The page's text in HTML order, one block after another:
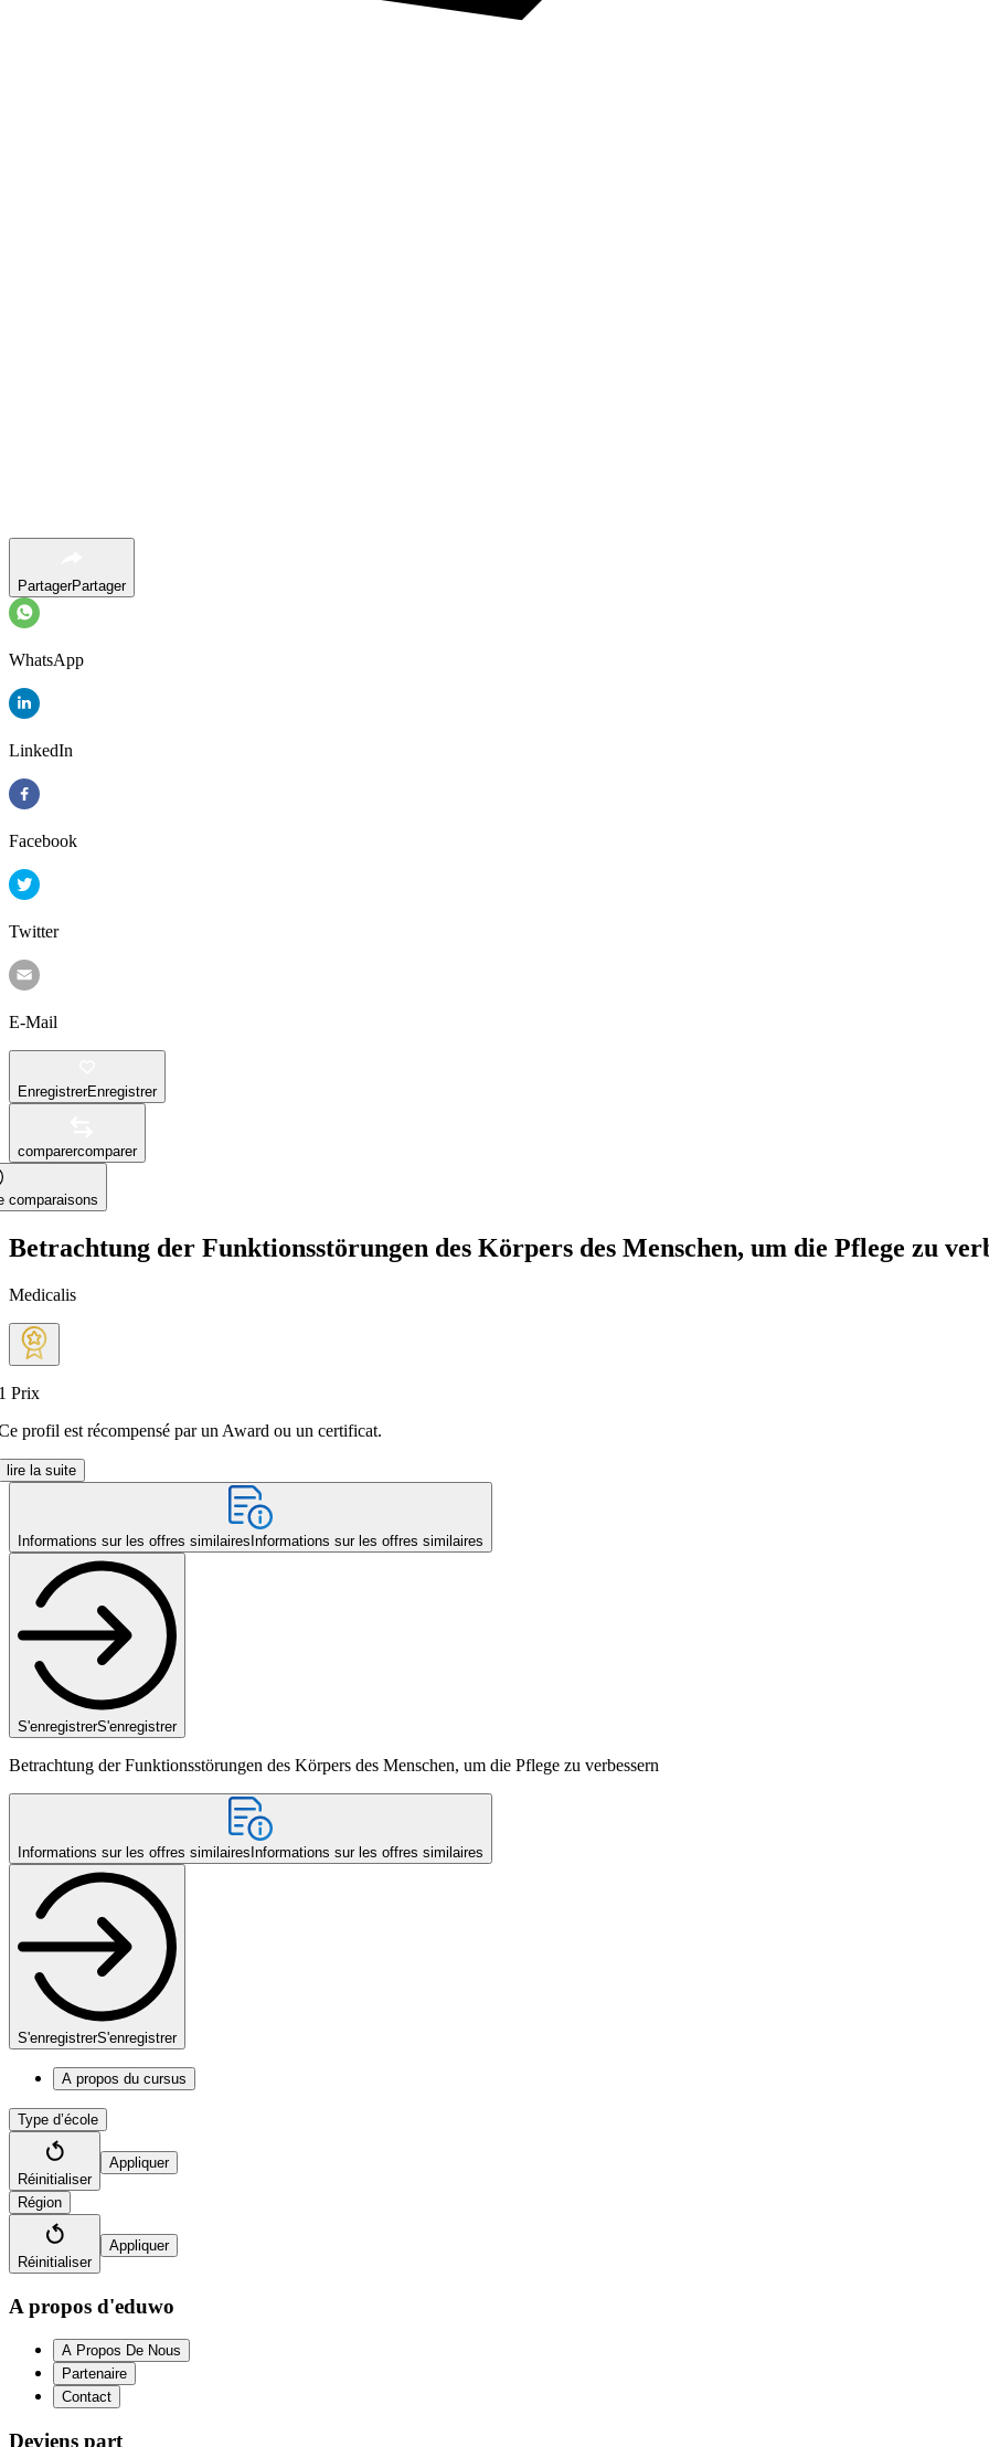
PartagerPartager
WhatsApp
LinkedIn
Facebook
Twitter
E-Mail
EnregistrerEnregistrer
comparercomparer
comparaisons
Betrachtung der Funktionsstörungen des Körpers des Menschen, um die Pflege zu
Medicalis
Prix
profil est récompensé par un Award ou un certificat.
lire la suite
Informations sur les offres similaires Informations sur les offres similaires
S'enregistrerS'enregistrer
Betrachtung der Funktionsstörungen des Körpers des Menschen, um die Pflege zu verbessern
Informations sur les offres similaires Informations sur les offres similaires
S'enregistrerS'enregistrer
A propos du cursus
Type d’école
Réinitialiser
Appliquer
Région
Réinitialiser
Appliquer
A propos d'eduwo
A Propos De Nous
Partenaire
Contact
Deviens part